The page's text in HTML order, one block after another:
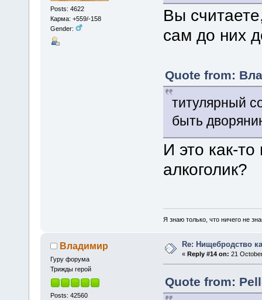
Posts: 4622
Карма: +559/-158
Gender:
Вы
сам до них
Quote from:
титулярный
быть
И это как-
алкоголик?
Я знаю только, что ничего не
Владимир
Гуру форума
Трижды герой
Posts: 42560
Re: Нищебродство
«Reply #14 on: 21
Quote from: